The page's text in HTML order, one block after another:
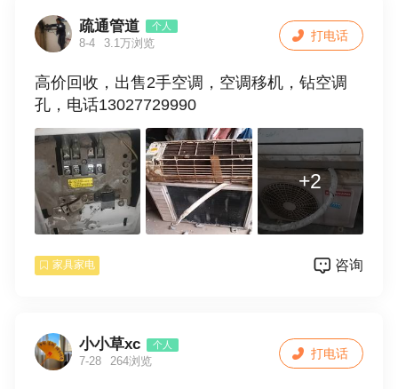
疏通管道 个人
8-4 3.1万浏览
高价回收，出售2手空调，空调移机，钻空调
孔，电话13027729990
+2
打电话
家具家电 咨询
小小草xc 个人
7-28 264浏览
打电话